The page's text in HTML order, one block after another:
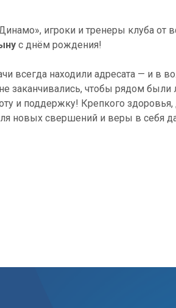
игроки и тренеры клуба
с днём рождения!
всегда находили адресата — и в
заканчивались, чтобы рядом
и поддержку! Крепкого
новых свершений и веры в себя